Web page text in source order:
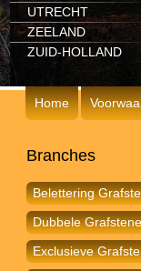
UTRECHT
ZEELAND
ZUID-HOLLAND
Home
Branches
Belettering
Dubbele
Exclusieve